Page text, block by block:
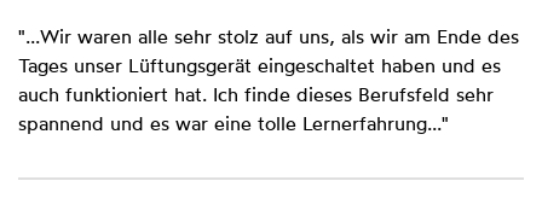
"...Wir waren alle sehr stolz auf uns, als wir am Ende des
Tages unser Lüftungsgerät eingeschaltet haben und es
auch funktioniert hat. Ich finde dieses Berufsfeld sehr
spannend und es war eine tolle Lernerfahrung..."